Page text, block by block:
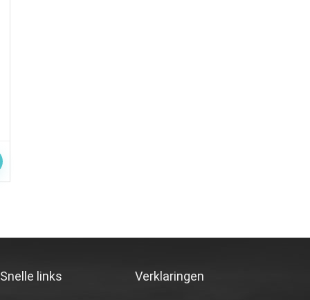
Snelle links Verklaringen